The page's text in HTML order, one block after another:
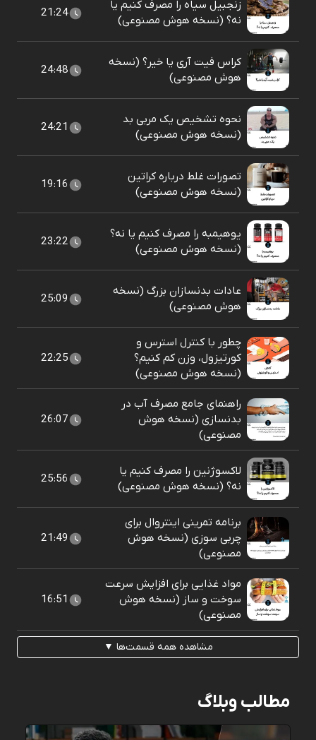
زنجبیل سیاه را مصرف کنیم یا
نه؟ (نسخه هوش مصنوعی)
21:24
کراس فیت آری یا خیر؟ (نسخه
هوش مصنوعی)
24:48
نحوه تشخیص یک مربی بد
(نسخه هوش مصنوعی)
24:21
تصورات غلط درباره کراتین
(نسخه هوش مصنوعی)
19:16
یوهیمبه را مصرف کنیم یا نه؟
(نسخه هوش مصنوعی)
23:22
عادات بدنسازان بزرگ (نسخه
هوش مصنوعی)
25:09
چطور با کنترل استرس و
کورتیزول، وزن کم کنیم؟
(نسخه هوش مصنوعی)
22:25
راهنمای جامع مصرف آب در
بدنسازی (نسخه هوش
مصنوعی)
26:07
لاکسوژنین را مصرف کنیم یا
نه؟ (نسخه هوش مصنوعی)
25:56
برنامه تمرینی اینتروال برای
چربی سوزی (نسخه هوش
مصنوعی)
21:49
مواد غذایی برای افزایش سرعت
سوخت و ساز (نسخه هوش
مصنوعی)
16:51
مشاهده همه قسمت‌ها ▼
مطالب وبلاگ